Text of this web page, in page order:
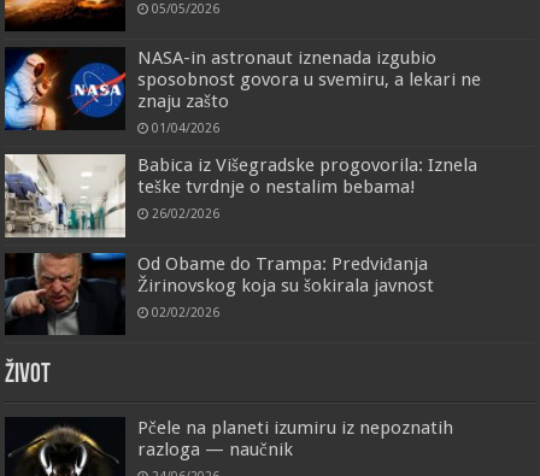
05/05/2026
NASA-in astronaut iznenada izgubio
sposobnost govora u svemiru, a lekari ne
znaju zašto
01/04/2026
Babica iz Višegradske progovorila: Iznela
teške tvrdnje o nestalim bebama!
26/02/2026
Od Obame do Trampa: Predviđanja
Žirinovskog koja su šokirala javnost
02/02/2026
ŽIVOT
Pčele na planeti izumiru iz nepoznatih
razloga — naučnik